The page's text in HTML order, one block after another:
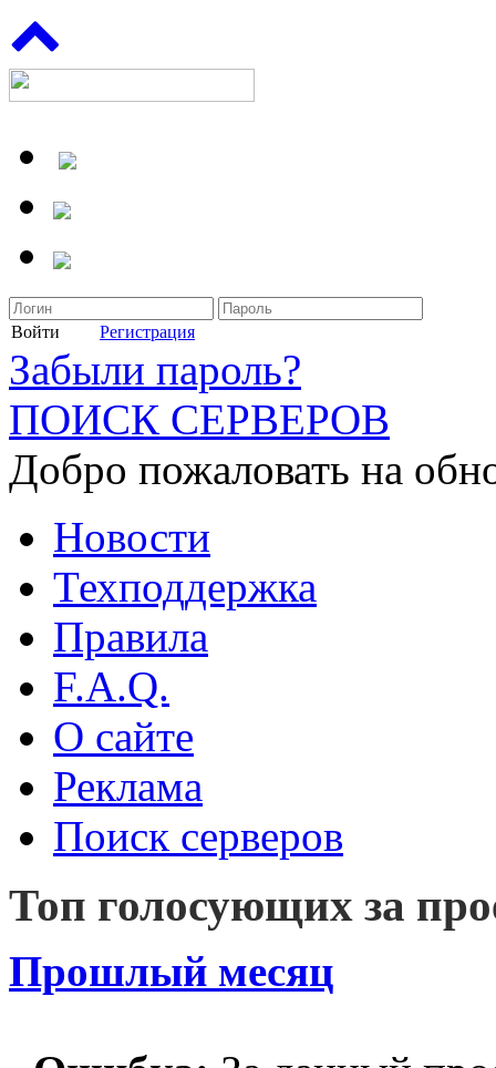
Войти Регистрация
Забыли пароль?
ПОИСК СЕРВЕРОВ
Добро пожаловать на
Новости
Техподдержка
Правила
F.A.Q.
О сайте
Реклама
Поиск серверов
Топ голосующих за
Прошлый месяц